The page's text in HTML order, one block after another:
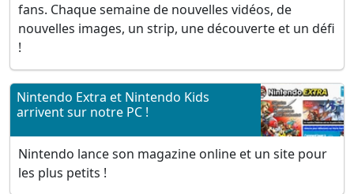
fans. Chaque semaine de nouvelles vidéos, de
nouvelles images, un strip, une découverte et un défi
!
Nintendo Extra et Nintendo Kids
arrivent sur notre PC !
Nintendo lance son magazine online et un site pour
les plus petits !